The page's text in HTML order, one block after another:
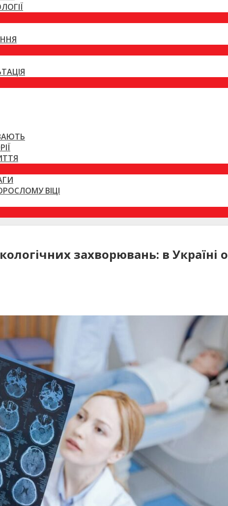
ВІЦІ
захворювань: в